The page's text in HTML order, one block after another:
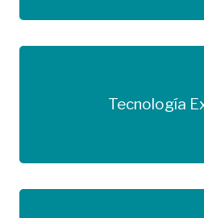
Tecnología
Más